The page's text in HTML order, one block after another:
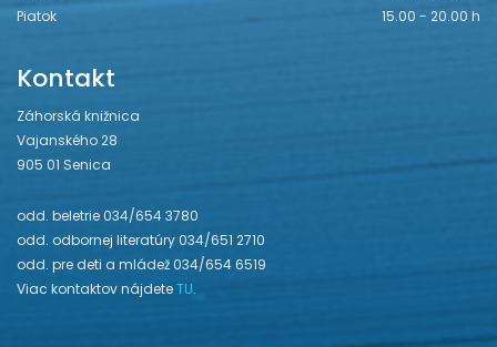
Piatok
15.00 - 20.00 h
Kontakt
Záhorská knižnica
Vajanského 28
905 01 Senica
odd. beletrie 034/654 3780
odd. odbornej literatúry 034/651 2710
odd. pre deti a mládež 034/654 6519
Viac kontaktov nájdeteTU.